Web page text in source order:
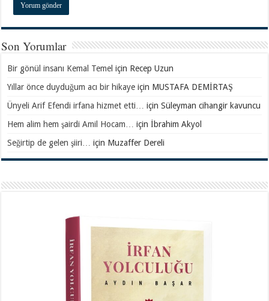
Son Yorumlar
Bir gönül insanı Kemal Temel için Recep Uzun
Yıllar önce duyduğum acı bir hikaye için MUSTAFA DEMİRTAŞ
Ünyeli Arif Efendi irfana hizmet etti…
içinSüleyman cihangir kavuncu
Hem alim hem şairdi Amil Hocam…
içinİbrahim Akyol
Seğirtip de gelen şiiri…
için Muzaffer Dereli